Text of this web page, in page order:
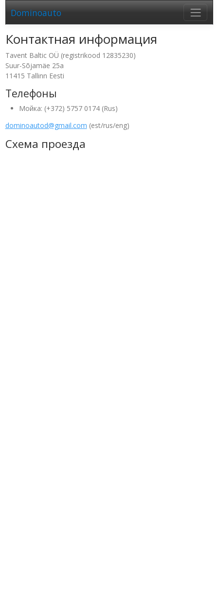
Dominoauto
Контактная информация
Tavent Baltic OÜ (registrikood 12835230)
Suur-Sõjamäe 25a
11415 Tallinn Eesti
Телефоны
Мойка: (+372) 5757 0174 (Rus)
dominoautod@gmail.com (est/rus/eng)
Схема проезда